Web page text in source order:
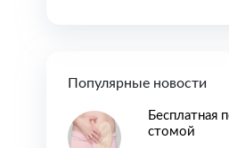
Популярные новости
Бесплатная
стомой